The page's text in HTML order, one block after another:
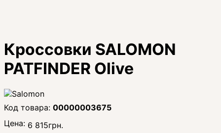
Кроссовки SALOMON
PATFINDER Olive
00000003675
Цена: 6 815грн.